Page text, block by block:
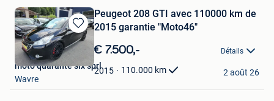
Sauvegarder
dans
Mes
Favoris
Peugeot 208 GTI avec 110000 km de
2015 garantie "Moto46"
€ 7.500,- Détails
2015 110.000 km
moto quarante six sprl
Wavre
2 août 26